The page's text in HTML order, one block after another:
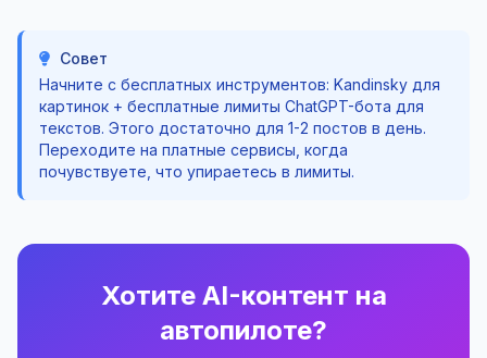
Совет
Начните с бесплатных инструментов: Kandinsky для
картинок + бесплатные лимиты ChatGPT-бота для
текстов. Этого достаточно для 1-2 постов в день.
Переходите на платные сервисы, когда
почувствуете, что упираетесь в лимиты.
Хотите AI-контент на
автопилоте?